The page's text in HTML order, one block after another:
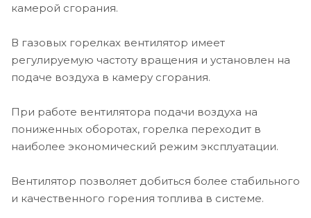
камерой сгорания.
В газовых горелках вентилятор имеет
регулируемую частоту вращения и установлен на
подаче воздуха в камеру сгорания.
При работе вентилятора подачи воздуха на
пониженных оборотах, горелка переходит в
наиболее экономический режим эксплуатации.
Вентилятор позволяет добиться более стабильного
и качественного горения топлива в системе.